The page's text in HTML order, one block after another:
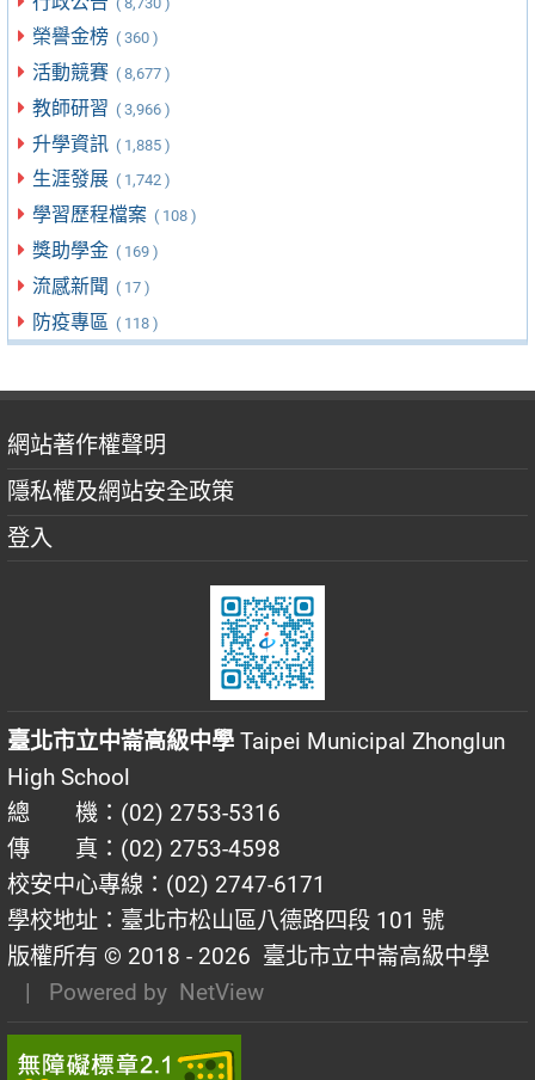
榮譽金榜 ( 360 )
活動競賽 ( 8,677 )
教師研習 ( 3,966 )
升學資訊 ( 1,885 )
生涯發展 ( 1,742 )
學習歷程檔案 ( 108 )
獎助學金 ( 169 )
流感新聞 ( 17 )
防疫專區 ( 118 )
網站著作權聲明
隱私權及網站安全政策
登入
臺北市立中崙高級中學 Taipei Municipal Zhonglun
High School
總 機：(02) 2753-5316
傳 真：(02) 2753-4598
校安中心專線：(02) 2747-6171
學校地址：臺北市松山區八德路四段 101 號
版權所有 © 2018 - 2026 臺北市立中崙高級中學
| Powered by NetView